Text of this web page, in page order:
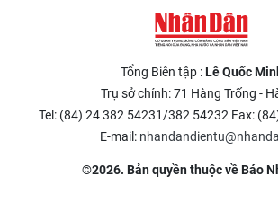
Tổng Biên tập :Lê Quốc
Trụ sở chính: 71 Hàng Trống -
Tel: (84) 24 382 54231/382 54232 Fax:
E-mail:
©2026. Bản quyền thuộc về Báo